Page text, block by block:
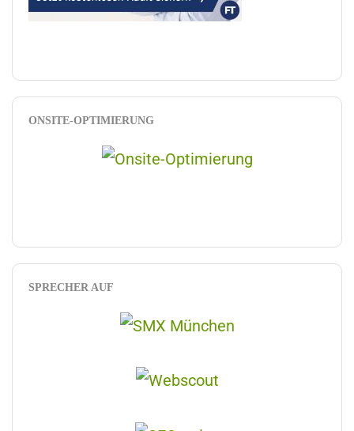
ONSITE-OPTIMIERUNG
SPRECHER AUF